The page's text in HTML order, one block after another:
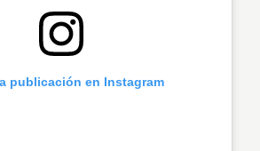
publicación en Instagram